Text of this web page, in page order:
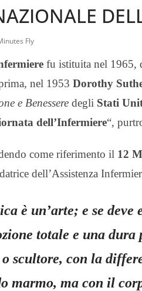
Fly
fu istituita nel 1965,
nel 1953 Dorothy
e Benessere degli Stati
dell’Infermiere“,
come riferimento il 12
dell’Assistenza
è un’arte; e se deve
totale e una dura
scultore, con la
marmo, ma con il